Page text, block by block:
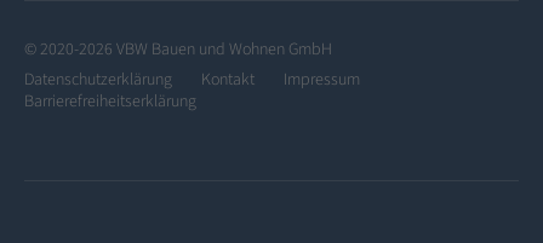
© 2020-2026 VBW Bauen und Wohnen GmbH
Datenschutzerklärung
Kontakt
Impressum
Barrierefreiheitserklärung